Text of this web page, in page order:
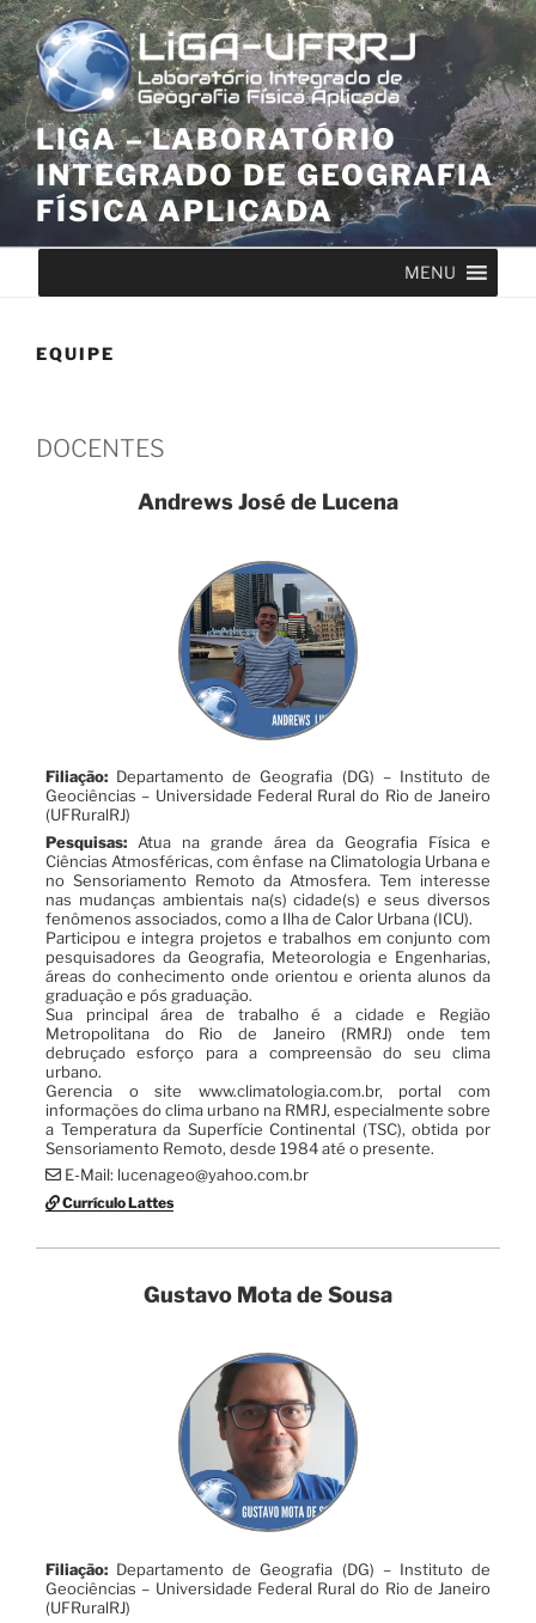
Pular
para
o
conteúdo
LIGA – LABORATÓRIO
INTEGRADO DE GEOGRAFIA
FÍSICA APLICADA
MENU
EQUIPE
DOCENTES
Andrews José de Lucena
Filiação: Departamento de Geografia (DG) – Instituto de
Geociências – Universidade Federal Rural do Rio de Janeiro
(UFRuralRJ)
Pesquisas: Atua na grande área da Geografia Física e
Ciências Atmosféricas, com ênfase na Climatologia Urbana e
no Sensoriamento Remoto da Atmosfera. Tem interesse
nas mudanças ambientais na(s) cidade(s) e seus diversos
fenômenos associados, como a Ilha de Calor Urbana (ICU).
Participou e integra projetos e trabalhos em conjunto com
pesquisadores da Geografia, Meteorologia e Engenharias,
áreas do conhecimento onde orientou e orienta alunos da
graduação e pós graduação.
Sua principal área de trabalho é a cidade e Região
Metropolitana do Rio de Janeiro (RMRJ) onde tem
debruçado esforço para a compreensão do seu clima
urbano.
Gerencia o site www.climatologia.com.br, portal com
informações do clima urbano na RMRJ, especialmente sobre
a Temperatura da Superfície Continental (TSC), obtida por
Sensoriamento Remoto, desde 1984 até o presente.
E-Mail: lucenageo@yahoo.com.br
Currículo Lattes
Gustavo Mota de Sousa
Filiação: Departamento de Geografia (DG) – Instituto de
Geociências – Universidade Federal Rural do Rio de Janeiro
(UFRuralRJ)